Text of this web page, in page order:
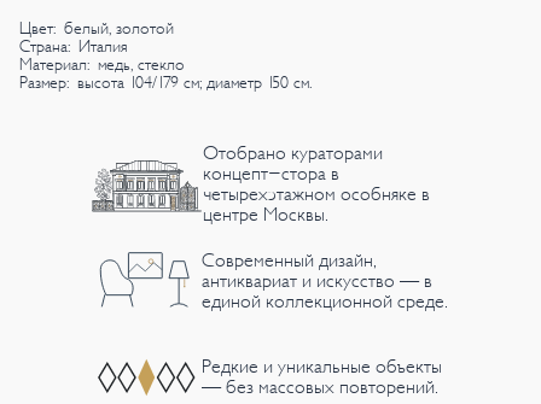
Цвет: белый, золотой
Страна: Италия
Материал: медь, стекло
Размер: высота 104/179 см; диаметр 150 см.
Отобрано кураторами
концепт-стора в
четырехэтажном особняке в
центре Москвы.
Современный дизайн,
антиквариат и искусство — в
единой коллекционной среде.
Редкие и уникальные объекты
— без массовых повторений.